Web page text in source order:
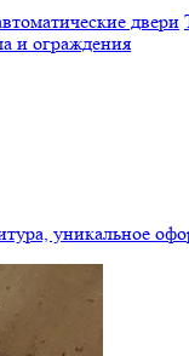
двери
и ограждения
уникальное